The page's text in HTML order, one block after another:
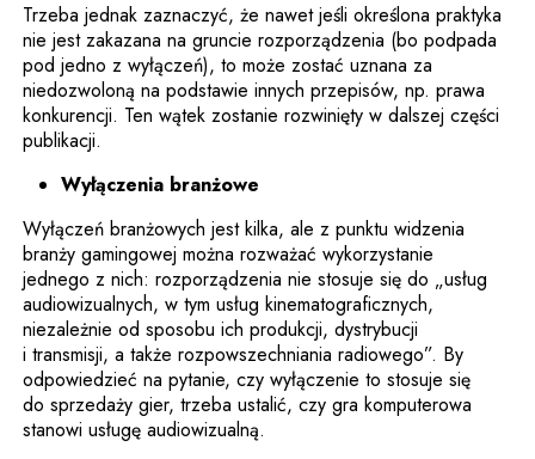
Trzeba jednak zaznaczyć, że nawet jeśli określona praktyka
nie jest zakazana na gruncie rozporządzenia (bo podpada
pod jedno z wyłączeń), to może zostać uznana za
niedozwoloną na podstawie innych przepisów, np. prawa
konkurencji. Ten wątek zostanie rozwinięty w dalszej części
publikacji.
Wyłączenia branżowe
Wyłączeń branżowych jest kilka, ale z punktu widzenia
branży gamingowej można rozważać wykorzystanie
jednego z nich: rozporządzenia nie stosuje się do „usług
audiowizualnych, w tym usług kinematograficznych,
niezależnie od sposobu ich produkcji, dystrybucji
i transmisji, a także rozpowszechniania radiowego”. By
odpowiedzieć na pytanie, czy wyłączenie to stosuje się
do sprzedaży gier, trzeba ustalić, czy gra komputerowa
stanowi usługę audiowizualną.